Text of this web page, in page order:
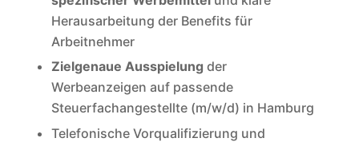
Herausarbeitung der Benefits für
Arbeitnehmer
Zielgenaue Ausspielung der
Werbeanzeigen auf passende
Steuerfachangestellte (m/w/d) in Hamburg
Telefonische Vorqualifizierung und